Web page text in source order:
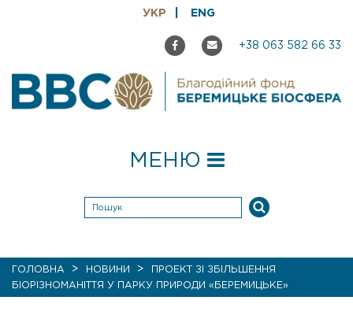
УКР ENG
+38 063 582 66 33
МЕНЮ
ГОЛОВНА > НОВИНИ >
ПРОЕКТ ЗІ ЗБІЛЬШЕННЯ
БІОРІЗНОМАНІТТЯ У ПАРКУ ПРИРОДИ «БЕРЕМИЦЬКЕ»